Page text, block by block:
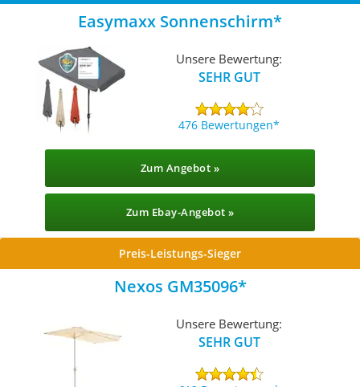
Easymaxx Sonnenschirm
Unsere Bewertung:
SEHR GUT
476 Bewertungen
Zum Angebot »
Zum Ebay-Angebot »
Preis-Leistungs-Sieger
Nexos GM35096
Unsere Bewertung:
SEHR GUT